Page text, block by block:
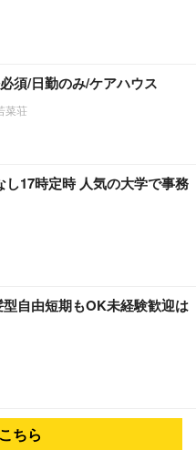
須/日勤のみ/ケアハウス
菜荘
17時定時 人気の大学で事務
自由短期もOK未経験歓迎は
ちら